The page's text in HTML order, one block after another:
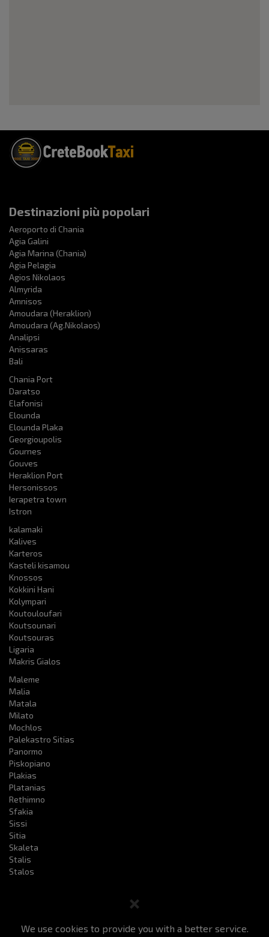
We use cookies to provide you with a better service.
Destinazioni più popolari
Aeroporto di Chania
Agia Galini
Agia Marina (Chania)
Agia Pelagia
Agios Nikolaos
Almyrida
Amnisos
Amoudara (Heraklion)
Amoudara (Ag.Nikolaos)
Analipsi
Anissaras
Bali
Chania Port
Daratso
Elafonisi
Elounda
Elounda Plaka
Georgioupolis
Gournes
Gouves
Heraklion Port
Hersonissos
Ierapetra town
Istron
kalamaki
Kalives
Karteros
Kasteli kisamou
Knossos
Kokkini Hani
Kolympari
Koutouloufari
Koutsounari
Koutsouras
Ligaria
Makris Gialos
Maleme
Malia
Matala
Milato
Mochlos
Palekastro Sitias
Panormo
Piskopiano
Plakias
Platanias
Rethimno
Sfakia
Sissi
Sitia
Skaleta
Stalis
Stalos